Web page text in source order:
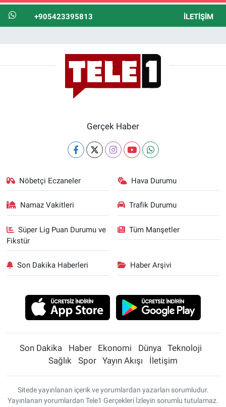
+905423395813 İLETIŞIM
Gerçek Haber
Nöbetçi Eczaneler Hava Durumu
Namaz Vakitleri Trafik Durumu
Süper Lig Puan Durumu ve
Fikstür
Tüm Manşetler
Son Dakika Haberleri Haber Arşivi
Son Dakika Haber Ekonomi Dünya
Teknoloji
Sağlık
Spor Yayın Akışı İletişim
Sitede yayınlanan içerik ve yorumlardan yazarları sorumludur.
Yayınlanan yorumlardan Tele1 Gerçekleri İzleyin sorumlu tutulamaz.